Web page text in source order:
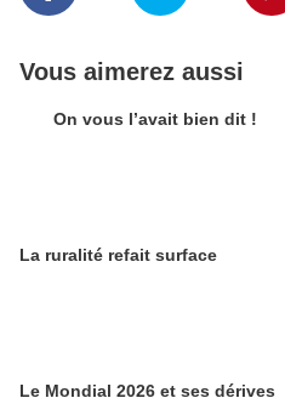
Vous aimerez aussi
On vous l’avait bien dit !
Le Mondial 2026 et ses dérives